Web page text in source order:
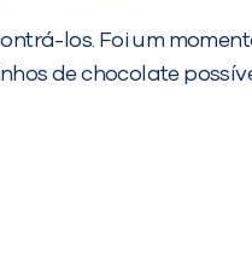
los. Foi um
de chocolate